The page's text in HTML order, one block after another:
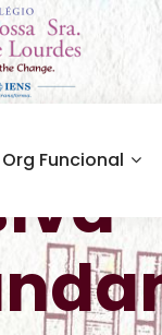
Org Funcional